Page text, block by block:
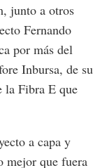
junto a otros
Fernando
por más del
Inbursa, de su
la Fibra E que
a capa y
mejor que fuera